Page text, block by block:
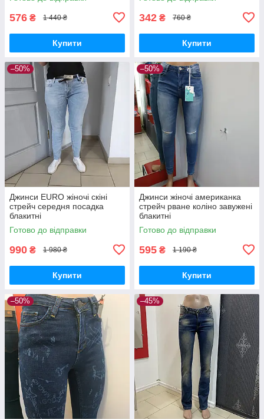
576 ₴ 1 440 ₴
Купити
342 ₴ 760 ₴
Купити
–50%
Джинси EURO жіночі скіні
стрейч середня посадка
блакитні
Готово до відправки
990 ₴ 1 980 ₴
Купити
–50%
Джинси жіночі американка
стрейч рване коліно завужені
блакитні
Готово до відправки
595 ₴ 1 190 ₴
Купити
–50% –45%